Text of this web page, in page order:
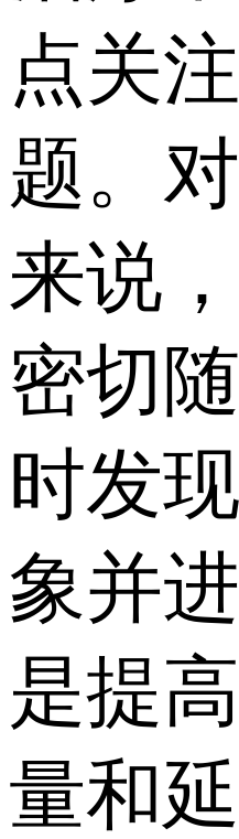
点关
题。
来说
密切
时发
象并
是提
量和